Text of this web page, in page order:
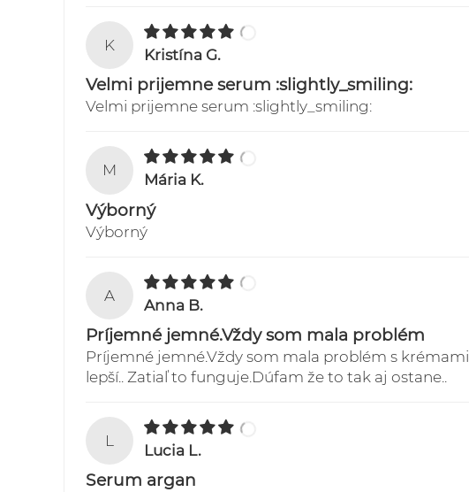
K
Kristína G.
Velmi prijemne serum :slightly_smiling:
Velmi prijemne serum :slightly_smiling:
M
Mária K.
Výborný
Výborný
A
Anna B.
Príjemné jemné.Vždy som mala problém
Príjemné jemné.Vždy som mala problém s
lepší.. Zatiaľ to funguje.Dúfam že to tak aj ostane..
L
Lucia L.
Serum argan